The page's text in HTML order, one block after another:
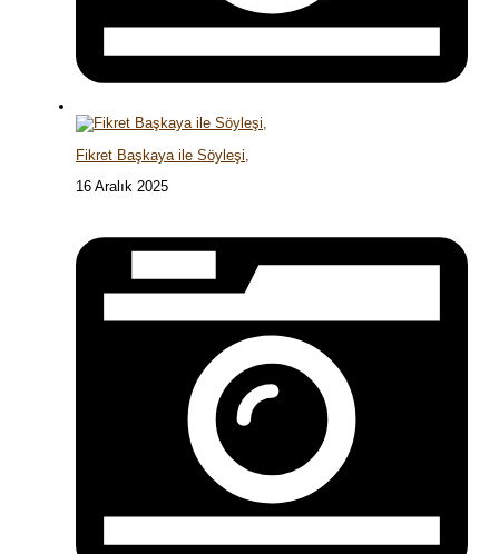
Fikret Başkaya ile Söyleşi,
16 Aralık 2025